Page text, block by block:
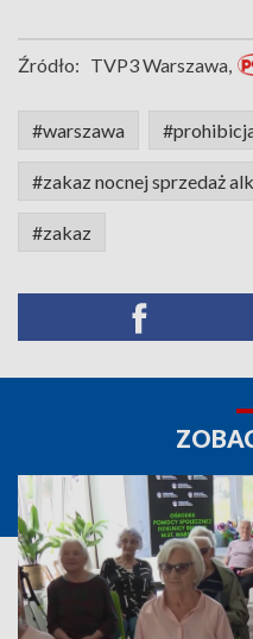
Źródło: TVP3 Warszawa,
#warszawa
#zakaz nocnej sprzedaż
#zakaz